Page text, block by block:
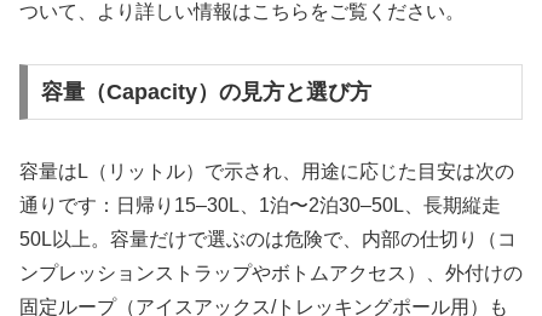
ついて、より詳しい情報はこちらをご覧ください。
容量（Capacity）の見方と選び方
容量はL（リットル）で示され、用途に応じた目安は次の
通りです：日帰り15–30L、1泊〜2泊30–50L、長期縦走
50L以上。容量だけで選ぶのは危険で、内部の仕切り（コ
ンプレッションストラップやボトムアクセス）、外付けの
固定ループ（アイスアックス/トレッキングポール用）も